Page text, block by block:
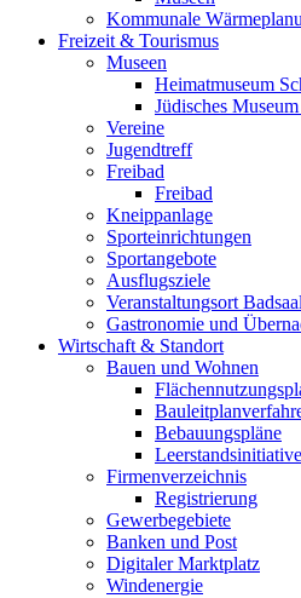
Kommunale
Freizeit & Tourismus
Museen
Heimatmuseum
Jüdisches
Vereine
Jugendtreff
Freibad
Freibad
Kneippanlage
Sporteinrichtungen
Sportangebote
Ausflugsziele
Veranstaltungsort Badsaal
Gastronomie und
Wirtschaft & Standort
Bauen und Wohnen
Bebauungspläne
Leerstandsinitiative
Firmenverzeichnis
Registrierung
Gewerbegebiete
Banken und Post
Digitaler Marktplatz
Windenergie